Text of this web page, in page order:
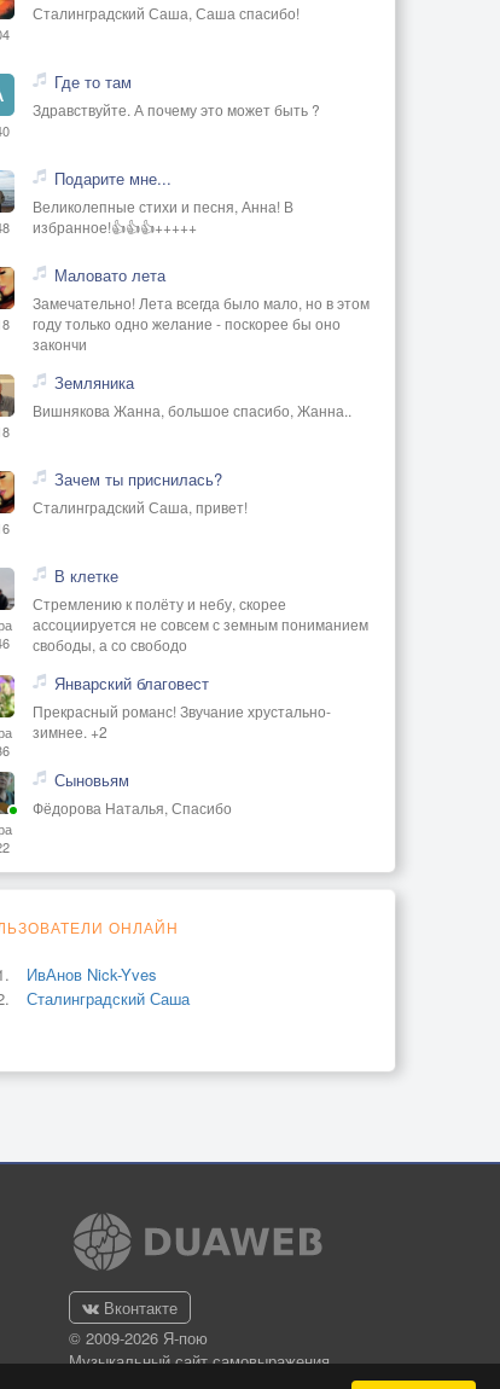
Сталинградский Саша, Саша спасибо!
Где то там
Здравствуйте. А почему это может быть ?
Подарите мне...
Великолепные стихи и песня, Анна! В
избранное!👍👍👍+++++
Маловато лета
Замечательно! Лета всегда было мало, но в этом
году только одно желание - поскорее бы оно
закончи
Земляника
Вишнякова Жанна, большое спасибо, Жанна..
Зачем ты приснилась?
Сталинградский Саша, привет!
В клетке
Стремлению к полёту и небу, скорее
ассоциируется не совсем с земным пониманием
свободы, а со свободо
Январский благовест
Прекрасный романс! Звучание хрустально-
зимнее. +2
Сыновьям
Фёдорова Наталья, Спасибо
ОНЛАЙН
ИвАнов Nick-Yves
Сталинградский Саша
Вконтакте
© 2009-2026 Я-пою
Музыкальный сайт самовыражения